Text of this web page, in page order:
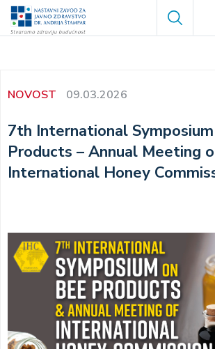
Skoči
Search
NOVOST 09.03.2026
7th International
Products – Annual Meeting
International Honey